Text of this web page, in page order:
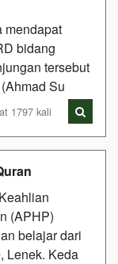
mendapat
bidang
tersebut
Su
1797 kali
(APHP)
belajar dari
Lenek. Keda